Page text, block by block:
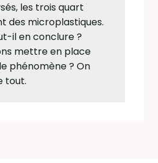
les trois quart
des microplastiques.
il en conclure ?
mettre en place
phénomène ? On
tout.